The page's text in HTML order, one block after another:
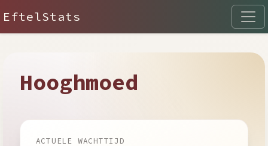
EftelStats
Hooghmoed
ACTUELE WACHTTIJD